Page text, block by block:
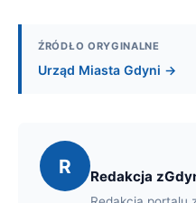
ŹRÓDŁO ORYGINALNE
Urząd Miasta Gdyni →
R Redakcja